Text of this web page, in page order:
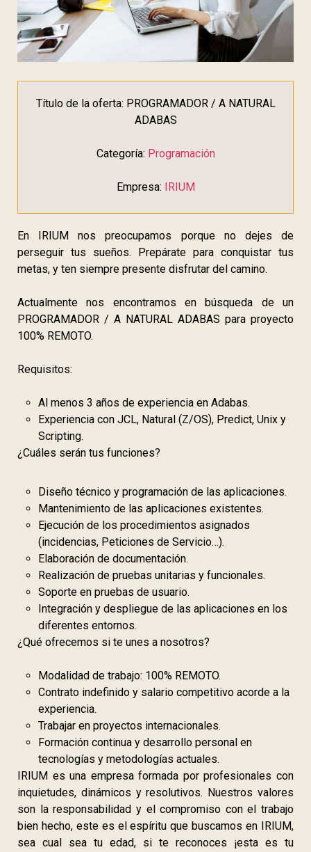
Título de la oferta: PROGRAMADOR / A NATURAL
ADABAS
Categoría: Programación
Empresa: IRIUM
En IRIUM nos preocupamos porque no dejes de
perseguir tus sueños. Prepárate para conquistar tus
metas, y ten siempre presente disfrutar del camino.
Actualmente nos encontramos en búsqueda de un
PROGRAMADOR / A NATURAL ADABAS para proyecto
100% REMOTO.
Requisitos:
Al menos 3 años de experiencia en Adabas.
Experiencia con JCL, Natural (Z/OS), Predict, Unix y
Scripting.
¿Cuáles serán tus funciones?
Diseño técnico y programación de las aplicaciones.
Mantenimiento de las aplicaciones existentes.
Ejecución de los procedimientos asignados
(incidencias, Peticiones de Servicio…).
Elaboración de documentación.
Realización de pruebas unitarias y funcionales.
Soporte en pruebas de usuario.
Integración y despliegue de las aplicaciones en los
diferentes entornos.
¿Qué ofrecemos si te unes a nosotros?
Modalidad de trabajo: 100% REMOTO.
Contrato indefinido y salario competitivo acorde a la
experiencia.
Trabajar en proyectos internacionales.
Formación continua y desarrollo personal en
tecnologías y metodologías actuales.
IRIUM es una empresa formada por profesionales con
inquietudes, dinámicos y resolutivos. Nuestros valores
son la responsabilidad y el compromiso con el trabajo
bien hecho, este es el espíritu que buscamos en IRIUM,
sea cual sea tu edad, si te reconoces ¡esta es tu